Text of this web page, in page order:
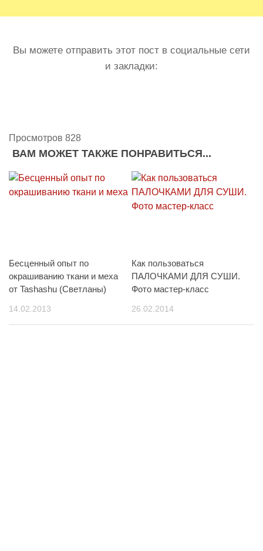
Вы можете отправить этот пост в социальные сети
и закладки:
Просмотров 828
ВАМ МОЖЕТ ТАКЖЕ ПОНРАВИТЬСЯ...
Бесценный опыт по
окрашиванию ткани и меха
от Tashashu (Светланы)
14.02.2013
Как пользоваться
ПАЛОЧКАМИ ДЛЯ СУШИ.
Фото мастер-класс
26.02.2014